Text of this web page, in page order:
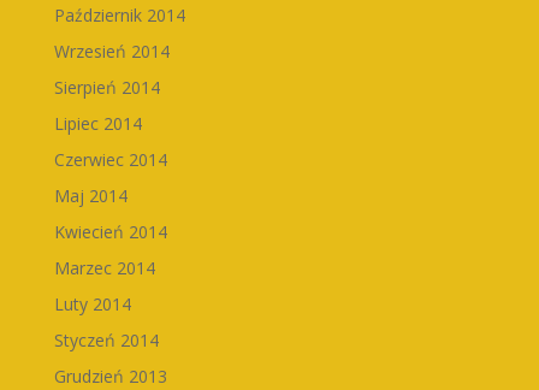
Październik 2014
Wrzesień 2014
Sierpień 2014
Lipiec 2014
Czerwiec 2014
Maj 2014
Kwiecień 2014
Marzec 2014
Luty 2014
Styczeń 2014
Grudzień 2013